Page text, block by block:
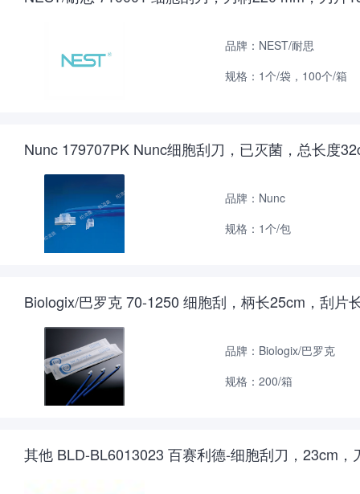
品牌：NEST/耐思
规格：1个/袋，100个/箱
Nunc 179707PK Nunc细胞刮刀，已灭菌，总长度
品牌：Nunc
规格：1个/包
Biologix/巴罗克 70-1250 细胞刮，柄长25cm，刮
品牌：Biologix/巴罗克
规格：200/箱
其他 BLD-BL6013023 百赛利德-细胞刮刀，23cm